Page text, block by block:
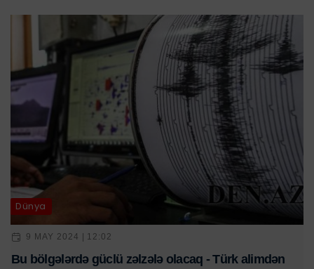
Dünya
9 MAY 2024 | 12:02
Bu bölgələrdə güclü zəlzələ olacaq - Türk alimdən